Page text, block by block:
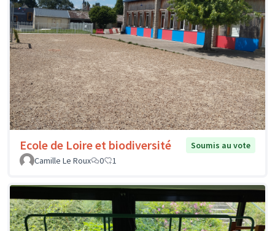
Ecole de Loire et biodiversité
Soumis au vote
Camille Le Roux
0 1